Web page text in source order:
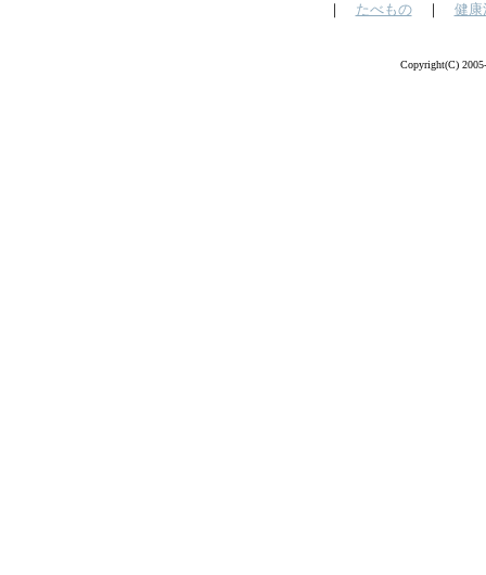
｜ たべもの｜ 健康
Copyright(C)